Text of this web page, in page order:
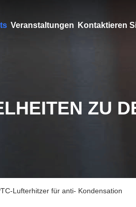
Veranstaltungen Kontaktieren
ZU
Lufterhitzer für anti- Kondensation